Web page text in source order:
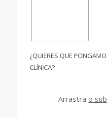
¿QUIERES QUE
CLÍNICA?
Arrastrao